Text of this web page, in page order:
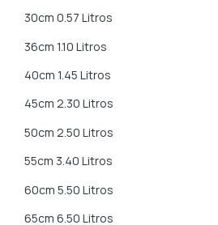
30cm 0.57 Litros
36cm 1.10 Litros
40cm 1.45 Litros
45cm 2.30 Litros
50cm 2.50 Litros
55cm 3.40 Litros
60cm 5.50 Litros
65cm 6.50 Litros